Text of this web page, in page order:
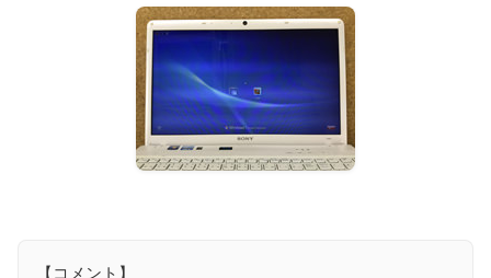
【コメント】